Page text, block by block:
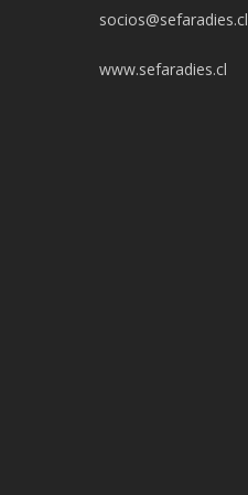
socios@sefaradies.cl
www.sefaradies.cl